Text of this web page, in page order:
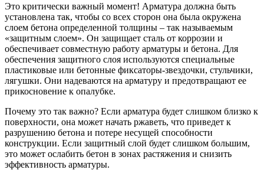
Это критически важный момент! Арматура должна быть
установлена так, чтобы со всех сторон она была окружена
слоем бетона определенной толщины – так называемым
«защитным слоем». Он защищает сталь от коррозии и
обеспечивает совместную работу арматуры и бетона. Для
обеспечения защитного слоя используются специальные
пластиковые или бетонные фиксаторы-звездочки, стульчики,
лягушки. Они надеваются на арматуру и предотвращают ее
прикосновение к опалубке.
Почему это так важно? Если арматура будет слишком близко к
поверхности, она может начать ржаветь, что приведет к
разрушению бетона и потере несущей способности
конструкции. Если защитный слой будет слишком большим,
это может ослабить бетон в зонах растяжения и снизить
эффективность арматуры.